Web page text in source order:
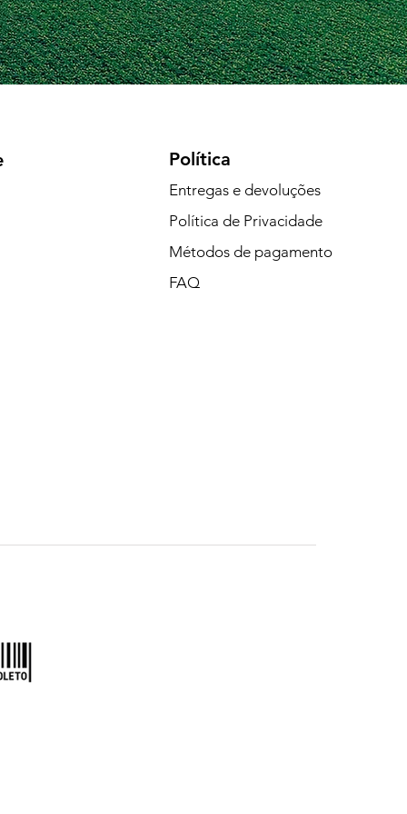
Política
Entregas e devoluções
Política de Privacidade
Métodos de pagamento
FAQ